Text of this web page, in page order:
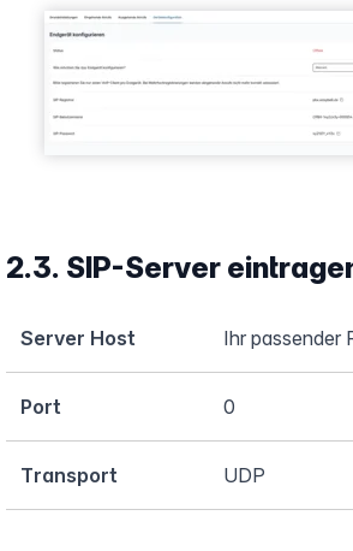
Show larger version
2.3. SIP-Server
Server Host Ihr passender
Port 0
Transport UDP